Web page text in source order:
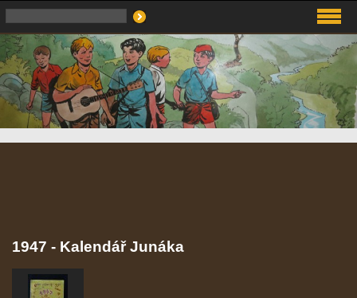
1947 - Kalendář Junáka